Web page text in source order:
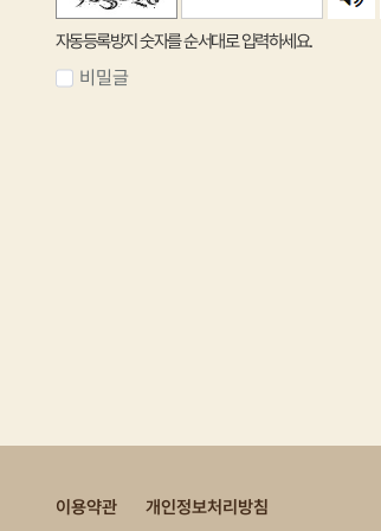
자동등록방지 숫자를 순서대로 입력하세요.
비밀글
이용약관 개인정보처리방침